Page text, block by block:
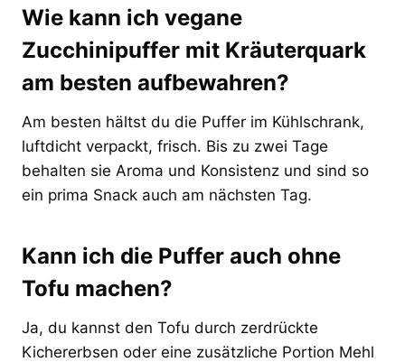
Wie kann ich vegane
Zucchinipuffer mit Kräuterquark
am besten aufbewahren?
Am besten hältst du die Puffer im Kühlschrank,
luftdicht verpackt, frisch. Bis zu zwei Tage
behalten sie Aroma und Konsistenz und sind so
ein prima Snack auch am nächsten Tag.
Kann ich die Puffer auch ohne
Tofu machen?
Ja, du kannst den Tofu durch zerdrückte
Kichererbsen oder eine zusätzliche Portion Mehl